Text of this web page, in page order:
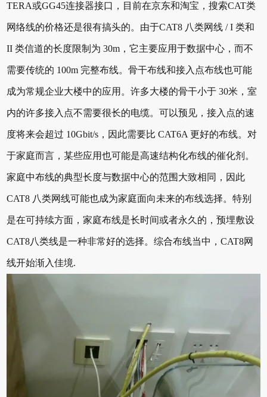
TERA或GG45连接器接口，目前在京东和淘宝，搜索CAT类
网络线的价格还是很有搞头的。由于CAT8 八类网线 / I 类和
II 类信道的长度限制为 30m，它主要应用于数据中心，而不
需要传统的 100m 完整布线。骨干布线和接入点布线也可能
成为常规企业大楼中的应用。许多大楼的骨干小于 30米，室
内的许多接入点不需要很长的电缆。可以预见，接入点的速
度将来会超过 10Gbit/s，因此需要比 CAT6A 更好的布线。对
于家庭而言，某些应用也可能是高速结构化布线的催化剂。
家庭中布线的典型长度与数据中心的范围大致相同，因此
CAT8 八类网线可能也成为家庭面向未来的布线选择。特别
是在可持续方面，家庭布线是长时间或者永久的，预埋敷设
CAT8八类线是一种非常好的选择。综合布线当中，CAT8网
线开始渐入佳境.